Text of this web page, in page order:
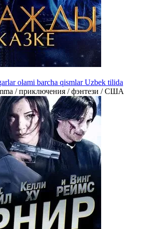
olami barcha qismlar Uzbek tilida
/ приключения / фэнтези / США